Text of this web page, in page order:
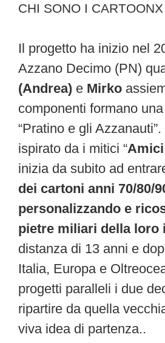
CHI SONO I CARTOONX
Il progetto ha inizio nel
Azzano Decimo (PN)
(Andrea) e Mirko
componenti formano
“Pratino e gli
ispirato da i mitici “Amici
inizia da subito ad
dei cartoni anni 70/80/
personalizzando e
pietre miliari della loro
distanza di 13 anni e
Italia, Europa e
progetti paralleli i due
ripartire da quella
viva idea di partenza..